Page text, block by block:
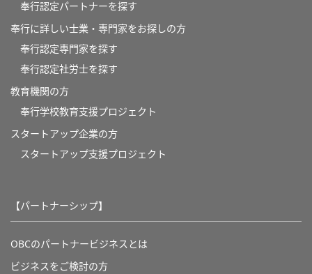
奉行認定パートナーを探す
奉行に詳しい士業・専門家をお探しの方
奉行認定専門家を探す
奉行認定社労士を探す
教育機関の方
奉⾏学校教育⽀援プロジェクト
スタートアップ企業の方
スタートアップ支援プロジェクト
【パートナーシップ】
OBCのパートナービジネスとは
ビジネスをご検討の方